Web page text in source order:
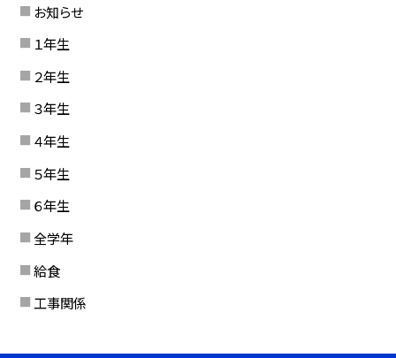
お知らせ
１年生
２年生
３年生
４年生
５年生
６年生
全学年
給食
工事関係